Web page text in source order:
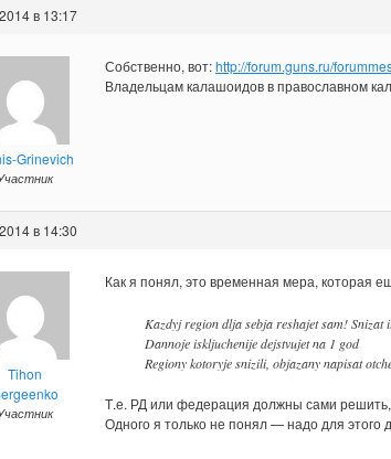
в 13:17
Grinevich
Собственно, вот:http://forum.guns.ru/
Владельцам калашоидов в православном
в 14:30
Tihon
Как я понял, это временная мера, которая
Kazdyj region dlja sebja reshajet sam! Snizat
Dannoje iskljuchenije dejstvujet na 1 god
Regiony kotoryje snizili, objazany napisat
Т.е. РД или федерация должны сами решить,
Одного я только не понял — надо для этого